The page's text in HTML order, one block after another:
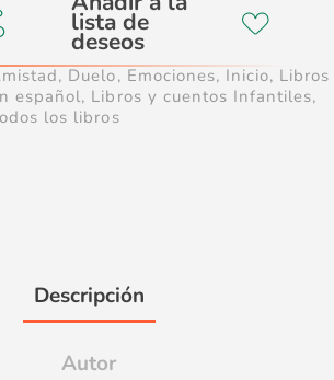
, Duelo, Emociones, Inicio, Libros
español, Libros y cuentos Infantiles,
los libros
Descripción
Autor